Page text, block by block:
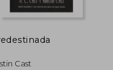
45%
Cast